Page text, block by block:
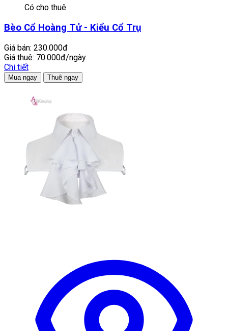
Có cho thuê
Bèo Cổ Hoàng Tử - Kiểu Cổ Trụ
Giá bán: 230.000đ
Giá thuê: 70.000đ/ngày
Chi tiết
Mua ngay Thuê ngay